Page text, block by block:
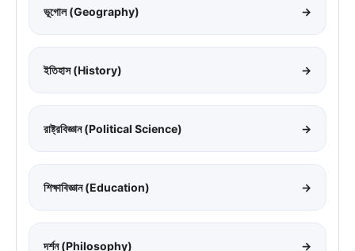
ভূগোল (Geography) →
ইতিহাস (History) →
রাষ্ট্রবিজ্ঞান (Political Science) →
শিক্ষাবিজ্ঞান (Education) →
দর্শন (Philosophy) →